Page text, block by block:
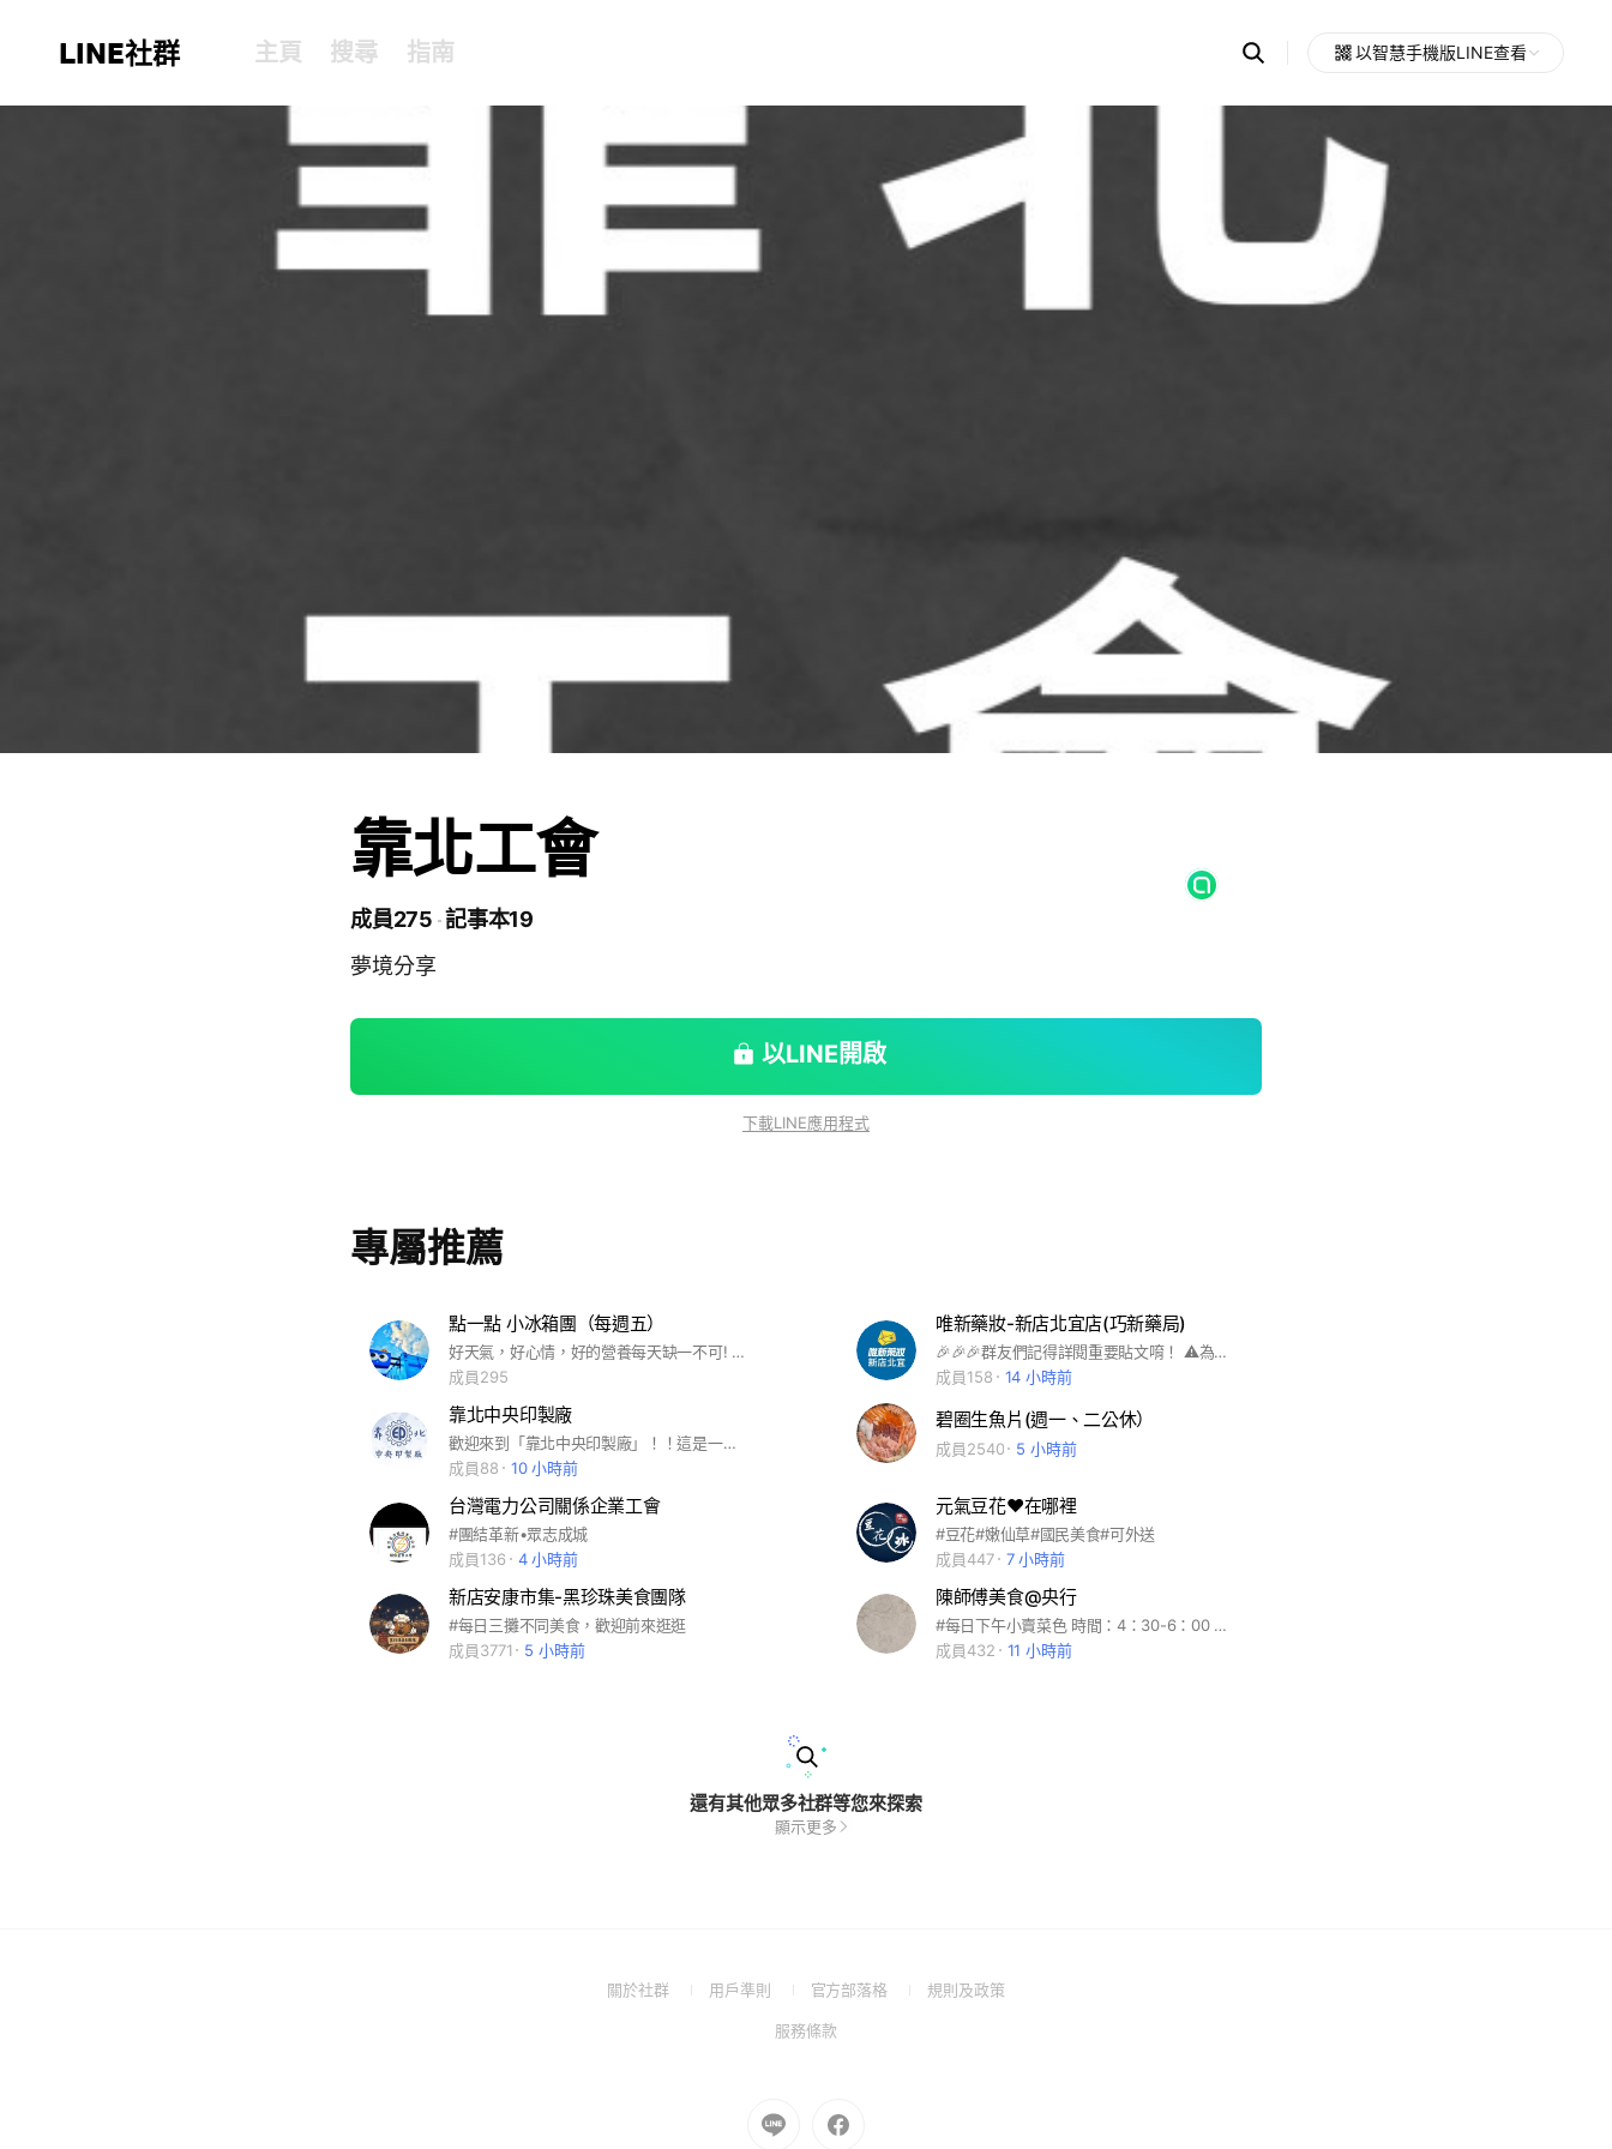
LINE社群 主頁 搜尋 指南 Search
OpenChats
messages
search
以智慧手機版LINE查看
靠北工會
成員275 記事本19
夢境分享
以LINE開啟
下載LINE應用程式
專屬推薦
點一點 小冰箱團（每週五）
好天氣，好心情，好的營養每天缺一不可! 藍天白雲藍白貨櫃屋通通幫你搞定！ 期待您的光臨!
成員295
唯新藥妝-新店北宜店(巧新藥局)
🎉🎉🎉群友們記得詳閱重要貼文唷！ ⚠️為避免打擾大家可點選"關閉提醒"唷！ 歡迎加入「唯新藥妝-新店北宜店」群組，本群組會不定時po出唯新藥妝好康優惠訊息，以利您隨時掌握門市最新活動與促銷資訊。 #唯新藥妝 #新店北宜店 #巧新藥局 #會員好康報報 #優惠好康 #限時特價 #貼身小編即時協助 #婦嬰用品 #嬰童用品 #奶粉 #尿布 #營養保健
成員158
14 小時前
靠北中央印製廠
歡迎來到「靠北中央印製廠」！！這是一個專為職員、員工打造的社群，旨在提供一個安全、開放的空間，讓你盡情吐露職場中的種種抱怨與困擾。 我們明白，每個人都有遇到不公平、壓力和挑戰的時候。這裡，你可以分享你單位上工作經驗、職場壓力或任何的不公，與其他成員們交流互動，找到共鳴與支持。 在這裡，你可以： 🗣️ 抱怨的自由：這裡不用壓抑，你可以盡情表達你的職場抱怨，找到共鳴的聲音。 🤝 互助與支持：我們是一個彼此支持的社群，你可以尋求建議、分享心得，或是得到他人的鼓勵。 💡 解決方案分享：除了抱怨，我們鼓勵成員共同分享解決問題的方法和心得，一起學習和成長。 🔒 匿名保密：我們重視成員的隱私，請以匿名身份（切忌以他人名號或相似諧音加入）參與討論，讓你更自由地表達意見。 無論你是職員、員工或是管理階層，無論你面臨的問題是什麼，這裡都歡迎你的加入。在這裡，你能找到理解、共鳴和支持，一同走過職場的起伏和挑戰。 快按下加入吧！！與我們一起尋找職場中的共鳴與解答！！ 嚴禁政治、黨派話題討論、詐騙及廣告訊息介入。 ⊕違反者一律踢出⊕ #中央印製廠#職員#員工#工作#抱怨#閒聊#發洩情緒#吐苦水#心情抒發#
成員88
10 小時前
碧圈生魚片(週一、二公休）
成員2540 5 小時前
台灣電力公司關係企業工會
#團結革新•眾志成城
成員136
4 小時前
元氣豆花❤️在哪裡
#豆花#嫩仙草#國民美食#可外送
成員447
7 小時前
新店安康市集-黑珍珠美食團隊
#每日三攤不同美食，歡迎前來逛逛
成員3771
5 小時前
陳師傅美食@央行
#每日下午小賣菜色 時間：4：30-6：00 本社群僅提供當日下午菜色，請現場購買，不接受預訂。 可使用央行兌換券。 請勿傳其他不相關之訊息。
成員432
11 小時前
還有其他眾多社群等您來探索
顯示更多
關於社群
(Open用戶準則
(Open
a
官方部落格
(Open規則及政策(Open
服務條款(Open
window)
Go
to
Go
to